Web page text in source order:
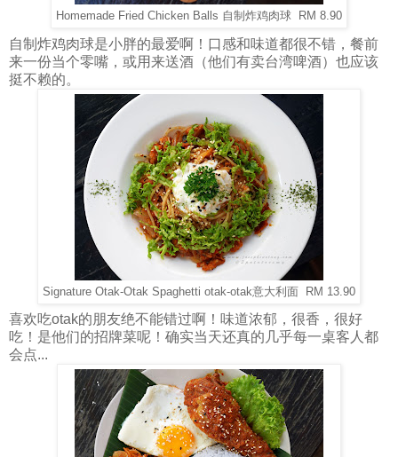
Homemade Fried Chicken Balls 自制炸鸡肉球 RM 8.90
自制炸鸡肉球是小胖的最爱啊！口感和味道都很不错，餐前
来一份当个零嘴，或用来送酒（他们有卖台湾啤酒）也应该
挺不赖的。
Signature Otak-Otak Spaghetti otak-otak意大利面 RM 13.90
喜欢吃otak的朋友绝不能错过啊！味道浓郁，很香，很好
吃！是他们的招牌菜呢！确实当天还真的几乎每一桌客人都
会点...